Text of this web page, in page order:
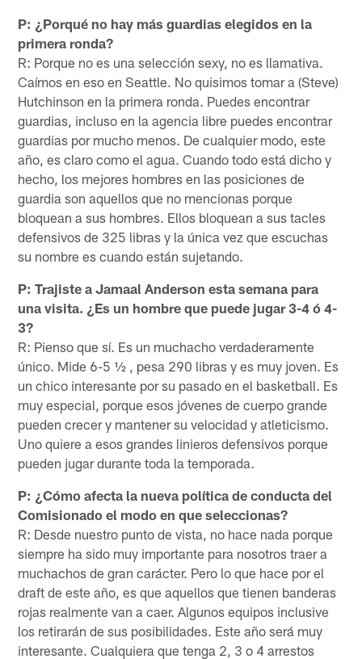
P: ¿Porqué no hay más guardias elegidos en la
primera ronda?
R: Porque no es una selección sexy, no es llamativa.
Caímos en eso en Seattle. No quisimos tomar a (Steve)
Hutchinson en la primera ronda. Puedes encontrar
guardias, incluso en la agencia libre puedes encontrar
guardias por mucho menos. De cualquier modo, este
año, es claro como el agua. Cuando todo está dicho y
hecho, los mejores hombres en las posiciones de
guardia son aquellos que no mencionas porque
bloquean a sus hombres. Ellos bloquean a sus tacles
defensivos de 325 libras y la única vez que escuchas
su nombre es cuando están sujetando.
P: Trajiste a Jamaal Anderson esta semana para
una visita. ¿Es un hombre que puede jugar 3-4 ó 4-
3?
R: Pienso que sí. Es un muchacho verdaderamente
único. Mide 6-5 ½ , pesa 290 libras y es muy joven. Es
un chico interesante por su pasado en el basketball. Es
muy especial, porque esos jóvenes de cuerpo grande
pueden crecer y mantener su velocidad y atleticismo.
Uno quiere a esos grandes linieros defensivos porque
pueden jugar durante toda la temporada.
P: ¿Cómo afecta la nueva política de conducta del
Comisionado el modo en que seleccionas?
R: Desde nuestro punto de vista, no hace nada porque
siempre ha sido muy importante para nosotros traer a
muchachos de gran carácter. Pero lo que hace por el
draft de este año, es que aquellos que tienen banderas
rojas realmente van a caer. Algunos equipos inclusive
los retirarán de sus posibilidades. Este año será muy
interesante. Cualquiera que tenga 2, 3 o 4 arrestos